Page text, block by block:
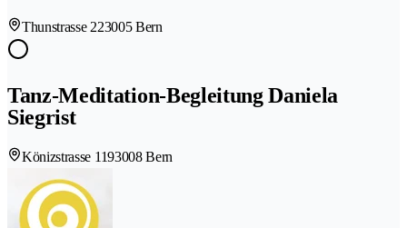
Thunstrasse 223005 Bern
Tanz-Meditation-Begleitung Daniela
Siegrist
Könizstrasse 1193008 Bern